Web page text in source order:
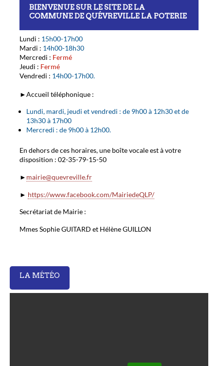
BIENVENUE SUR LE SITE DE LA
COMMUNE DE QUÉVREVILLE LA POTERIE
Lundi : 15h00-17h00
Mardi : 14h00-18h30
Mercredi : Fermé
Jeudi : Fermé
Vendredi : 14h00-17h00.
►Accueil téléphonique :
Lundi, mardi, jeudi et vendredi : de 9h00 à 12h30 et de
13h30 à 17h00
Mercredi : de 9h00 à 12h00.
En dehors de ces horaires, une boîte vocale est à votre
disposition : 02-35-79-15-50
► mairie@quevreville.fr
► https://www.facebook.com/MairiedeQLP/
Secrétariat de Mairie :
Mmes Sophie GUITARD et Hélène GUILLON
LA MÉTÉO